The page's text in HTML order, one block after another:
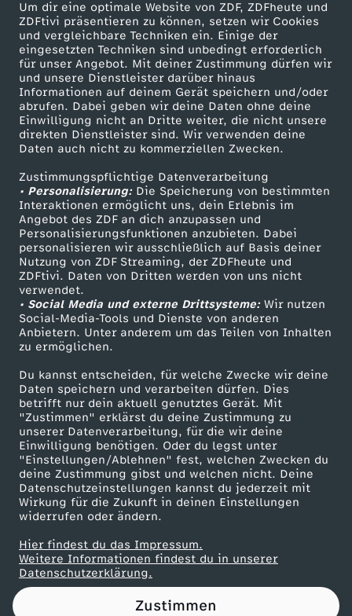
Um dir eine optimale Website von ZDF, ZDFheute und
ZDFtivi präsentieren zu können, setzen wir Cookies
und vergleichbare Techniken ein. Einige der
eingesetzten Techniken sind unbedingt erforderlich
für unser Angebot. Mit deiner Zustimmung dürfen wir
und unsere Dienstleister darüber hinaus
Informationen auf deinem Gerät speichern und/oder
abrufen. Dabei geben wir deine Daten ohne deine
Einwilligung nicht an Dritte weiter, die nicht unsere
direkten Dienstleister sind. Wir verwenden deine
Daten auch nicht zu kommerziellen Zwecken.
Zustimmungspflichtige Datenverarbeitung
• Personalisierung:Die Speicherung von bestimmten
Interaktionen ermöglicht uns, dein Erlebnis im
Angebot des ZDF an dich anzupassen und
Personalisierungsfunktionen anzubieten. Dabei
personalisieren wir ausschließlich auf Basis deiner
Nutzung von ZDF Streaming, der ZDFheute und
ZDFtivi. Daten von Dritten werden von uns nicht
verwendet.
• Social Media und externe Drittsysteme:Wir nutzen
Social-Media-Tools und Dienste von anderen
Anbietern. Unter anderem um das Teilen von Inhalten
zu ermöglichen.
Du kannst entscheiden, für welche Zwecke wir deine
Daten speichern und verarbeiten dürfen. Dies
betrifft nur dein aktuell genutztes Gerät. Mit
"Zustimmen" erklärst du deine Zustimmung zu
unserer Datenverarbeitung, für die wir deine
Einwilligung benötigen. Oder du legst unter
"Einstellungen/Ablehnen" fest, welchen Zwecken du
deine Zustimmung gibst und welchen nicht. Deine
Datenschutzeinstellungen kannst du jederzeit mit
Wirkung für die Zukunft in deinen Einstellungen
widerrufen oder ändern.
Hier findest du das Impressum.
Weitere Informationen findest du in unserer
Datenschutzerklärung.
Zustimmen
n
z
e
n
?
N
a
t
i
s
(
2
1
)
U
n
Mehr ZDF
ZDF-Apps
Smart TV
ZDFtext
Livestreams
Sendungen A-Z
TV-Programm
Service
ZDFmitreden
Kontakt zum ZDF
Tickets
Zuschauerservice
Hilfe
ZDF Unternehmen
Karriere
ZDF goes Schule
Werbefernsehen
Mainzelmännchen
Partner